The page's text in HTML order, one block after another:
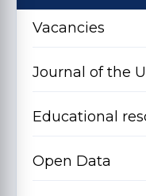
Vacancies
Journal of the
Educational
Open Data